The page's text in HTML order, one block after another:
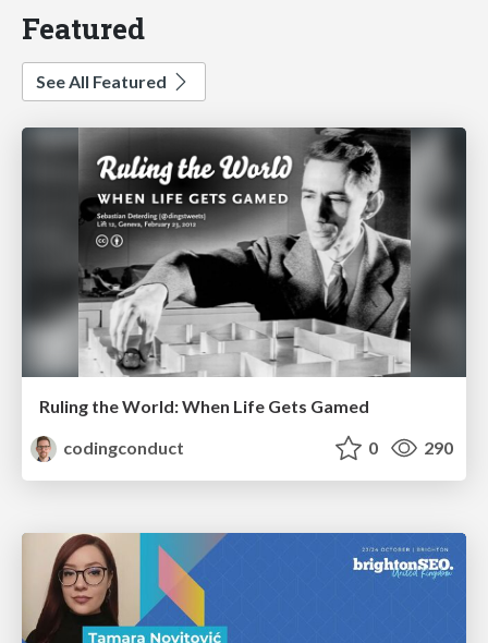
Featured
See All Featured
Ruling the World: When Life Gets Gamed
codingconduct
0 290